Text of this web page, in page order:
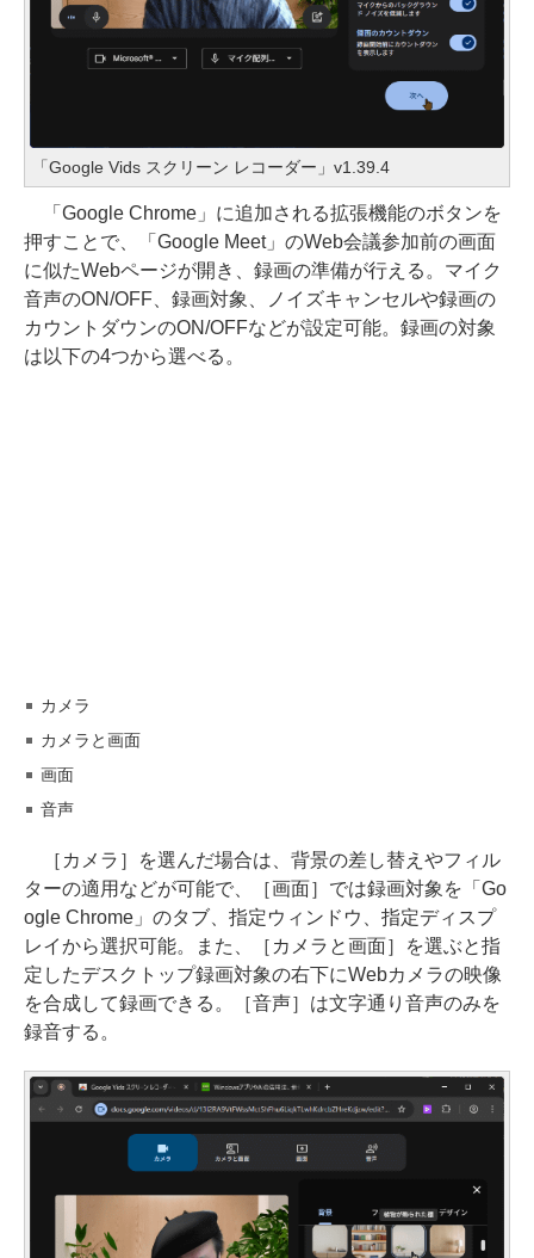
「Google Vids スクリーン レコーダー」v1.39.4
「Google Chrome」に追加される拡張機能のボタンを
押すことで、「Google Meet」のWeb会議参加前の画面
に似たWebページが開き、録画の準備が行える。マイク
音声のON/OFF、録画対象、ノイズキャンセルや録画の
カウントダウンのON/OFFなどが設定可能。録画の対象
は以下の4つから選べる。
カメラ
カメラと画面
画面
音声
［カメラ］を選んだ場合は、背景の差し替えやフィル
ターの適用などが可能で、［画面］では録画対象を「Go
ogle Chrome」のタブ、指定ウィンドウ、指定ディスプ
レイから選択可能。また、［カメラと画面］を選ぶと指
定したデスクトップ録画対象の右下にWebカメラの映像
を合成して録画できる。［音声］は文字通り音声のみを
録音する。